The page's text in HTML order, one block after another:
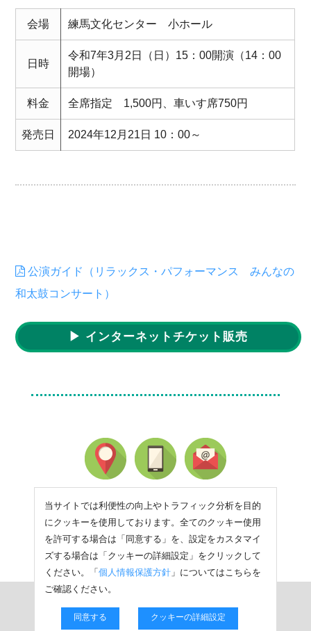
会場 練馬文化センター 小ホール
日時
令和7年3月2日（日）15：00開演（14：00
開場）
料金 全席指定 1,500円、車いす席750円
発売日 2024年12月21日 10：00～
公演ガイド（リラックス・パフォーマンス みんなの
和太鼓コンサート）
▶ インターネットチケット販売
当サイトでは利便性の向上やトラフィック分析を目的
にクッキーを使用しております。全てのクッキー使用
を許可する場合は「同意する」を、設定をカスタマイ
ズする場合は「クッキーの詳細設定」をクリックして
ください。「個人情報保護方針 」についてはこちらを
ご確認ください。
同意する クッキーの詳細設定